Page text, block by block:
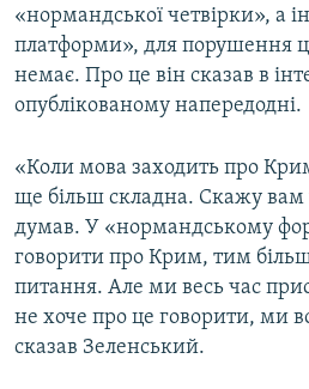
«нормандської четвірки», а
платформи», для порушення
немає. Про це він сказав в
опублікованому напередодні.
«Коли мова заходить про
ще більш складна. Скажу вам
думав. У «нормандському
говорити про Крим, тим
питання. Але ми весь час
не хоче про це говорити, ми
сказав Зеленський.